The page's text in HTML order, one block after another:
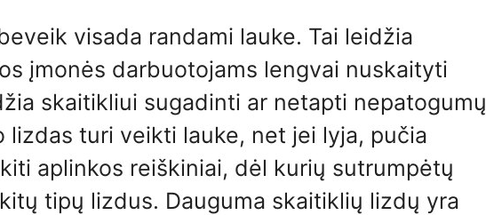
visada randami lauke. Tai leidžia
įmonės darbuotojams lengvai nuskaityti
skaitikliui sugadinti ar netapti nepatogumų
lizdas turi veikti lauke, net jei lyja, pučia
aplinkos reiškiniai, dėl kurių sutrumpėtų
tipų lizdus. Dauguma skaitiklių lizdų yra